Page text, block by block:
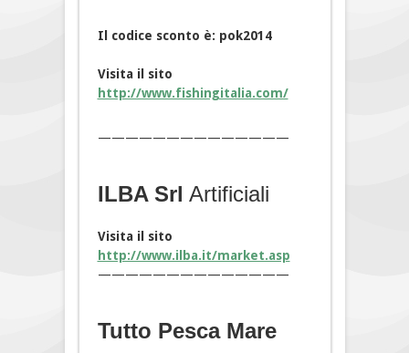
Il codice sconto è: pok2014
Visita il sito
http://www.fishingitalia.com/
——————————————
ILBA Srl Artificiali
Visita il sito
http://www.ilba.it/market.asp
——————————————
Tutto Pesca Mare